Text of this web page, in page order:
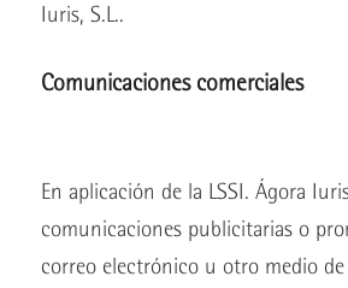
Iuris, S.L..
Comunicaciones comerciales
En aplicación de la LSSI. Ágora
comunicaciones publicitarias o
correo electrónico u otro medio